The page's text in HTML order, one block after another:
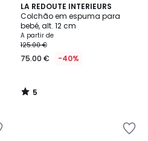
LA REDOUTE INTERIEURS
Colchão em espuma para
bebé, alt. 12 cm
A partir de
125.00 €
75.00 € -40%
5
/
5
5
/